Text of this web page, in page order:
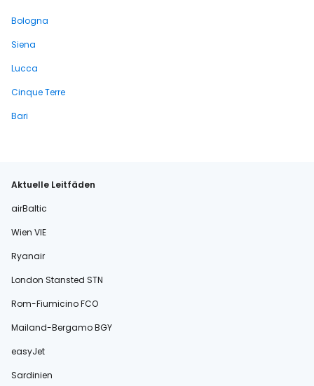
Bologna
Siena
Lucca
Cinque Terre
Bari
Aktuelle Leitfäden
airBaltic
Wien VIE
Ryanair
London Stansted STN
Rom-Fiumicino FCO
Mailand-Bergamo BGY
easyJet
Sardinien